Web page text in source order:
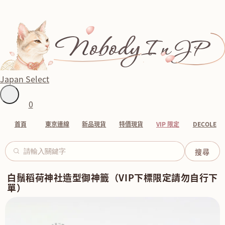
Japan Select
0
首頁 東京連線 新品現貨 特價現貨 VIP 限定 DECOLE
白鬚稻荷神社造型御神籤（VIP下標限定請勿自行下
單）